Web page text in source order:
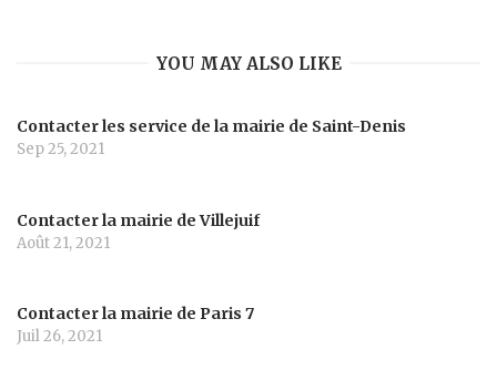
YOU MAY ALSO LIKE
Contacter les service de la mairie de Saint-Denis
Sep 25, 2021
Contacter la mairie de Villejuif
Août 21, 2021
Contacter la mairie de Paris 7
Juil 26, 2021